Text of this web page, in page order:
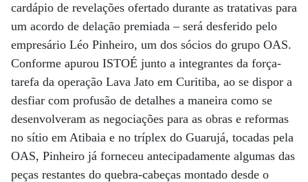
cardápio de revelações ofertado durante as tratativas para
um acordo de delação premiada – será desferido pelo
empresário Léo Pinheiro, um dos sócios do grupo OAS.
Conforme apurou ISTOÉ junto a integrantes da força-
tarefa da operação Lava Jato em Curitiba, ao se dispor a
desfiar com profusão de detalhes a maneira como se
desenvolveram as negociações para as obras e reformas
no sítio em Atibaia e no tríplex do Guarujá, tocadas pela
OAS, Pinheiro já forneceu antecipadamente algumas das
peças restantes do quebra-cabeças montado desde o